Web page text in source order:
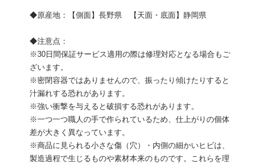
◆原産地：【側面】長野県 【天面・底面】静岡県
◆注意点：
※30日間保証サービス適用の際は修理対応となる場合もご
ざいます。
※密閉容器ではありませんので、振ったり傾けたりすると
汁漏れする恐れがあります。
※強い衝撃を与えると破損する恐れがあります。
※一つ一つ職人の手で作られているため、仕上がりの個体
差が大きく異なっています。
※商品に見られる小さな傷（穴）・内側の細かいヒビは、
製造過程で生じるものや素材本来のものです。これらを理